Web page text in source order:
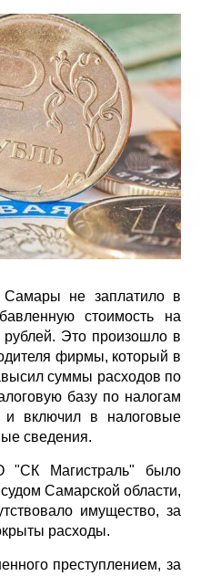
не заплатило в
стоимость на
Это произошло в
фирмы, который в
суммы расходов по
базу по налогам
и включил в налоговые
сведения.
"СК Магистраль" было
Самарской области,
имущество, за
расходы.
преступлением, за